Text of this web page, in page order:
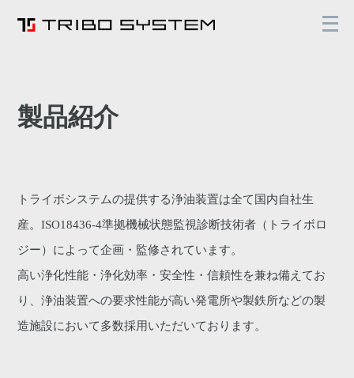
メ
ニ
製品紹介
トライボシステムの提供する浄油装置は全て国内自社生
産。ISO18436-4準拠機械状態監視診断技術者（トライボロ
ジー）によって企画・監修されています。
高い浄化性能・浄化効率・安全性・信頼性を兼ね備えてお
り、浄油装置への要求性能が高い発電所や製鉄所などの製
造施設において多数採用いただいております。